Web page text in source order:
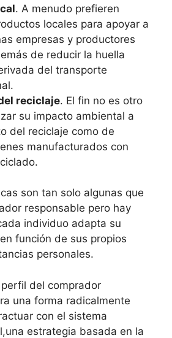
. A menudo prefieren
locales para apoyar a
empresas y productores
de reducir la huella
del transporte
reciclaje. El fin no es otro
su impacto ambiental a
del reciclaje como de
manufacturados con
son tan solo algunas que
responsable pero hay
individuo adapta su
función de sus propios
personales.
del comprador
una forma radicalmente
con el sistema
estrategia basada en la